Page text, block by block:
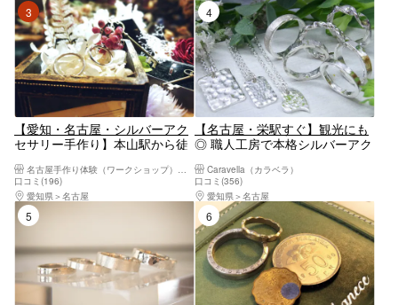
3位
【愛知・名古屋・シルバーアク
セサリー手作り】本山駅から徒
ーリング作り体験
口コミ(196)
愛知県
名古屋
4位
【名古屋・栄駅すぐ】観光にも
◎ 職人工房で本格シルバーアク
（材料費込み）
Caravella（カラベラ）
口コミ(356)
愛知県
名古屋
6位